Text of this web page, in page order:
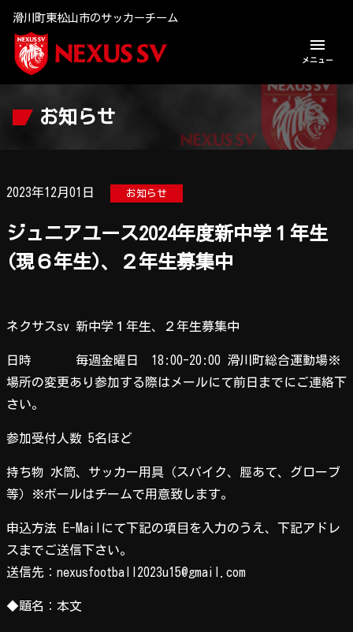
滑川町東松山市のサッカーチーム
menu
メニュー
U-12 ジュニア
U-15 ジュニアユース
Q & A
お知らせ
2023年12月01日 お知らせ
ジュニアユース2024年度新中学１年生
(現６年生)、２年生募集中
ネクサスsv 新中学１年生、２年生募集中
日時 毎週金曜日 18:00-20:00 滑川町総合運動場※
場所の変更あり参加する際はメールにて前日までにご連絡下
さい。
参加受付人数 5名ほど
持ち物 水筒、サッカー用具（スパイク、脛あて、グローブ
等）※ボールはチームで用意致します。
申込方法 E-Mailにて下記の項目を入力のうえ、下記アドレ
スまでご送信下さい。
送信先：nexusfootball2023u15@gmail.com
◆題名：本文